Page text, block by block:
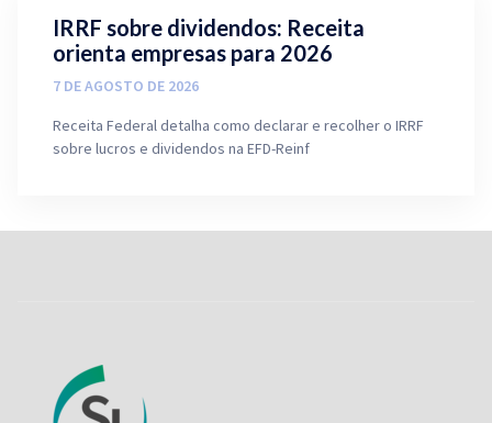
IRRF sobre dividendos: Receita
orienta empresas para 2026
7 DE AGOSTO DE 2026
Receita Federal detalha como declarar e recolher o IRRF
sobre lucros e dividendos na EFD-Reinf